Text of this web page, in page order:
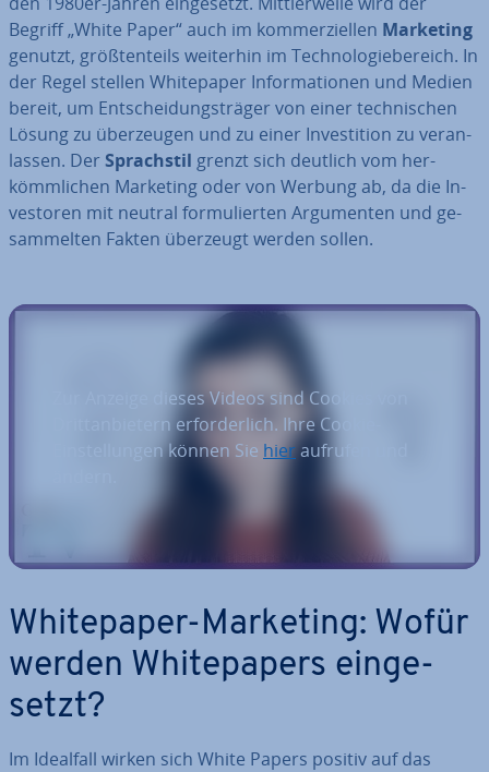
Begriff „White Paper“ auch im kom­mer­zi­el­len Marketing
genutzt, größ­ten­teils weiterhin im Tech­no­lo­gie­be­reich. In
der Regel stellen White­pa­per In­for­ma­tio­nen und Medien
bereit, um Ent­schei­dungs­trä­ger von einer tech­ni­schen
Lösung zu über­zeu­gen und zu einer In­ves­ti­ti­on zu ver­an­
las­sen. Der Sprach­stil grenzt sich deutlich vom her­
kömm­li­chen Marketing oder von Werbung ab, da die In­
ves­to­ren mit neutral for­mu­lier­ten Ar­gu­men­ten und ge­
sam­mel­ten Fakten überzeugt werden sollen.
Zur Anzeige dieses Videos sind Cookies von
Drittanbietern erforderlich. Ihre Cookie-
Einstellungen können Sie hieraufrufen und
White­pa­per-Marketing: Wofür
werden White­pa­pers ein­ge­
setzt?
Im Idealfall wirken sich White Papers positiv auf das